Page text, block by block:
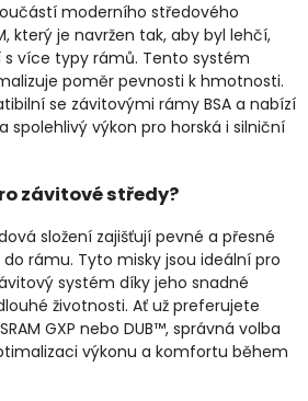
moderního středového
který je navržen tak, aby byl lehčí,
více typy rámů. Tento systém
poměr pevnosti k hmotnosti.
se závitovými rámy BSA a nabízí
spolehlivý výkon pro horská i silniční
závitové středy?
složení zajišťují pevné a přesné
rámu. Tyto misky jsou ideální pro
systém díky jeho snadné
životnosti. Ať už preferujete
GXP nebo DUB™, správná volba
výkonu a komfortu během